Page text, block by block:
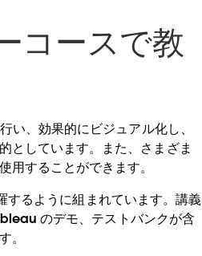
コースで教
い、効果的にビジュアル化し、
としています。また、さまざま
用することができます。
するように組まれています。講義
のデモ、テストバンクが含
。